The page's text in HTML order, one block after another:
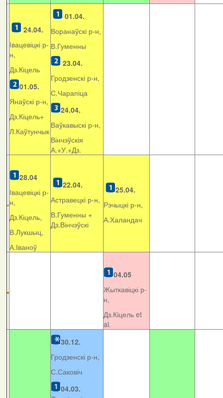
24.04.
Івацевіцкі р-
н,
Дз.Кіцель
01.05.
Янаўскі р-н,
Дз.Кіцель+
Л.Каўтунчык
01.04.
Воранаўскі р-н,
В.Гуменны
23.04.
Гродзенскі р-н,
С.Чарапіца
24.04.
Ваўкавыскі р-н,
Вінчэўскія
А.+У.+Дз.
28.04
Івацевіцкі р-
н,
Дз.Кіцель,
В.Лукшыц,
А.Іваноў
22.04.
Астравецкі р-н,
В.Гуменны +
Дз.Вінчэўскі
25.04.
Рэчыцкі р-н,
А.Халандач
04.05
Жыткавіцкі р-
н,
Дз.Кіцель et
al.
30.12.
Гродзенскі р-н,
С.Саковіч
04.03.